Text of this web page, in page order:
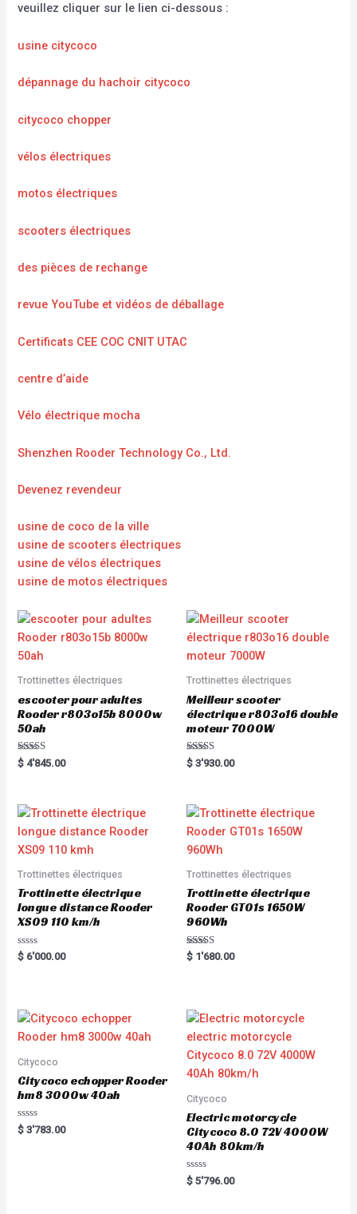
veuillez cliquer sur le lien ci-dessous :
usine citycoco
dépannage du hachoir citycoco
citycoco chopper
vélos électriques
motos électriques
scooters électriques
des pièces de rechange
revue YouTube et vidéos de déballage
Certificats CEE COC CNIT UTAC
centre d’aide
Vélo électrique mocha
Shenzhen Rooder Technology Co., Ltd.
Devenez revendeur
usine de coco de la ville
usine de scooters électriques
usine de vélos électriques
usine de motos électriques
Trottinettes électriques
escooter pour adultes
Rooder r803o15b 8000w
50ah
Rated
5.00
$ 4'845.00
Trottinettes électriques
Meilleur scooter
électrique r803o16 double
moteur 7000W
Rated
5.00
$ 3'930.00
Trottinettes électriques
Trottinette électrique
longue distance Rooder
XS09 110 km/h
R
a
o
u
t
o
5
$ 6'000.00
Trottinettes électriques
Trottinette électrique
Rooder GT01s 1650W
960Wh
Rated
5.00
$ 1'680.00
Citycoco
Citycoco echopper Rooder
hm8 3000w 40ah
R
a
$ 3'783.00
Citycoco
Electric motorcycle
Citycoco 8.0 72V 4000W
40Ah 80km/h
R
a
$ 5'796.00